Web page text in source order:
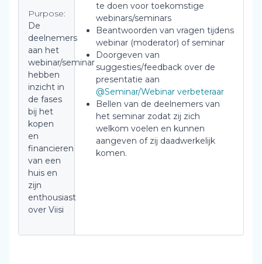
Purpose:
De
deelnemers
aan het
webinar/seminar
hebben
inzicht in
de fases
bij het
kopen
en
financieren
van een
huis en
zijn
enthousiast
over Viisi
te doen voor toekomstige
webinars/seminars
Beantwoorden van vragen tijdens
webinar (moderator) of seminar
Doorgeven van
suggesties/feedback over de
presentatie aan
@Seminar/Webinar verbeteraar
Bellen van de deelnemers van
het seminar zodat zij zich
welkom voelen en kunnen
aangeven of zij daadwerkelijk
komen.